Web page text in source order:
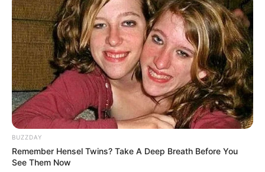
ดูดวงปี 2556 ดูดวง 12 ราศี กับ อ.คฑา
BUZZDAY
Remember Hensel Twins? Take A Deep Breath Before You
See Them Now